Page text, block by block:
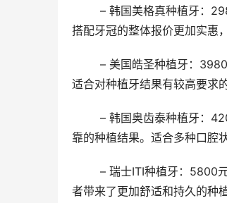
搭配牙冠的整体报价更加实惠
适合对种植牙结果有较高要求的
靠的种植结果。适合多种口腔
者带来了更加舒适和持久的种